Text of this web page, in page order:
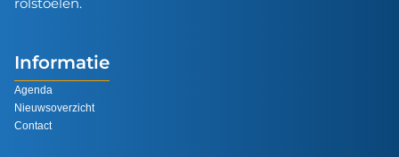
Informatie
Agenda
Nieuwsoverzicht
Contact